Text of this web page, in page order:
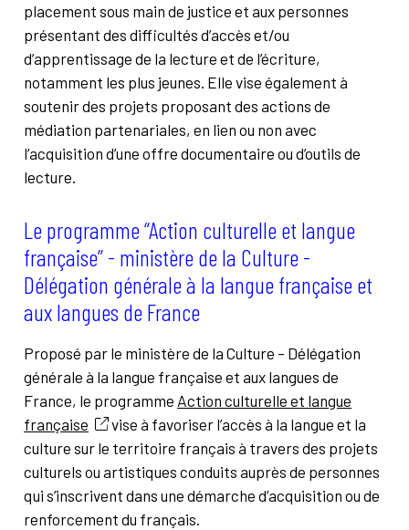
placement sous main de justice et aux personnes
présentant des difficultés d’accès et/ou
d’apprentissage de la lecture et de l’écriture,
notamment les plus jeunes. Elle vise également à
soutenir des projets proposant des actions de
médiation partenariales, en lien ou non avec
l’acquisition d’une offre documentaire ou d’outils de
lecture.
Le programme “Action culturelle et langue
française” - ministère de la Culture -
Délégation générale à la langue française et
aux langues de France
Proposé par le ministère de la Culture - Délégation
générale à la langue française et aux langues de
France, le programme Action culturelle et langue
française
vise à favoriser l’accès à la langue et la
culture sur le territoire français à travers des projets
culturels ou artistiques conduits auprès de personnes
qui s’inscrivent dans une démarche d’acquisition ou de
renforcement du français.